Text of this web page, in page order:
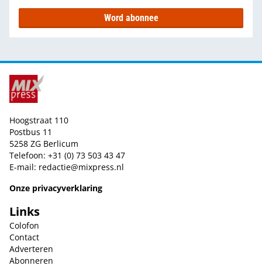
Word abonnee
Hoogstraat 110
Postbus 11
5258 ZG Berlicum
Telefoon: +31 (0) 73 503 43 47
E-mail: redactie@mixpress.nl
Onze privacyverklaring
Links
Colofon
Contact
Adverteren
Abonneren